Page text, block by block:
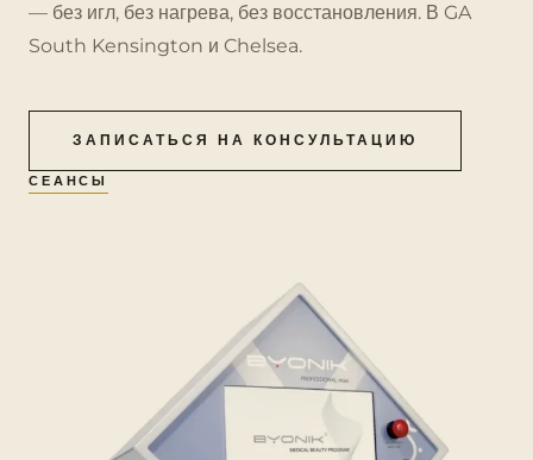
— без игл, без нагрева, без восстановления. В GA
South Kensington и Chelsea.
ЗАПИСАТЬСЯ НА КОНСУЛЬТАЦИЮ
СЕАНСЫ